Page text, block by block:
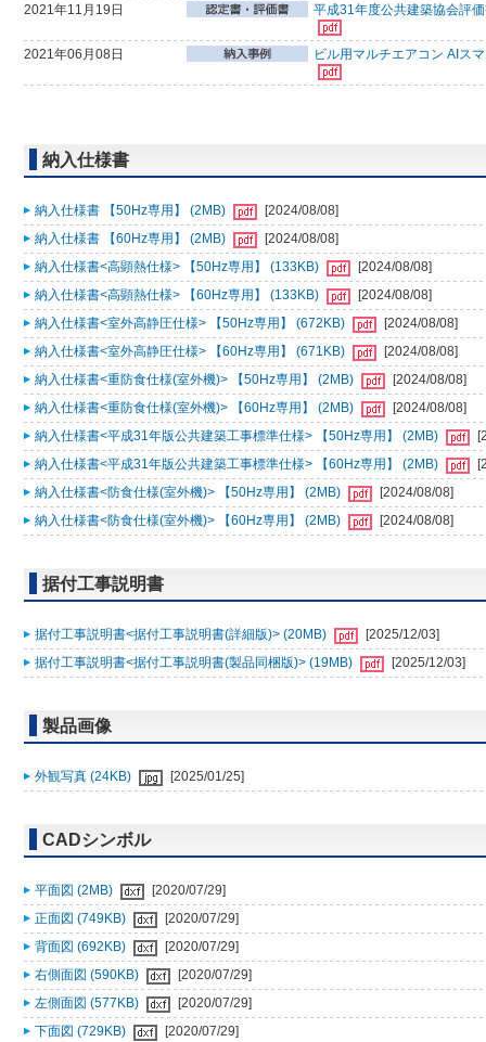
2021年11月19日
平成31年度公共建築協会評
2021年06月08日 ビル用マルチエアコン AIス
納入仕様書
納入仕様書 【50Hz専用】 (2MB)
[2024/08/08]
納入仕様書 【60Hz専用】 (2MB)
[2024/08/08]
納入仕様書<高顕熱仕様> 【50Hz専用】 (133KB)
[2024/08/08]
納入仕様書<高顕熱仕様> 【60Hz専用】 (133KB)
[2024/08/08]
納入仕様書<室外高静圧仕様> 【50Hz専用】 (672KB)
[2024/08/08]
納入仕様書<室外高静圧仕様> 【60Hz専用】 (671KB)
[2024/08/08]
納入仕様書<重防食仕様(室外機)> 【50Hz専用】 (2MB)
[2024/08/08]
納入仕様書<重防食仕様(室外機)> 【60Hz専用】 (2MB)
[2024/08/08]
納入仕様書<平成31年版公共建築工事標準仕様> 【50Hz専用】 (2MB)
納入仕様書<平成31年版公共建築工事標準仕様> 【60Hz専用】 (2MB)
納入仕様書<防食仕様(室外機)> 【50Hz専用】 (2MB)
[2024/08/08]
納入仕様書<防食仕様(室外機)> 【60Hz専用】 (2MB)
[2024/08/08]
据付工事説明書
据付工事説明書<据付工事説明書(詳細版)> (20MB)
[2025/12/03]
据付工事説明書<据付工事説明書(製品同梱版)> (19MB)
[2025/12/03]
製品画像
外観写真 (24KB) [2025/01/25]
CADシンボル
平面図 (2MB)
[2020/07/29]
正面図 (749KB)
[2020/07/29]
背面図 (692KB)
[2020/07/29]
右側面図 (590KB)
[2020/07/29]
左側面図 (577KB)
[2020/07/29]
下面図 (729KB)
[2020/07/29]